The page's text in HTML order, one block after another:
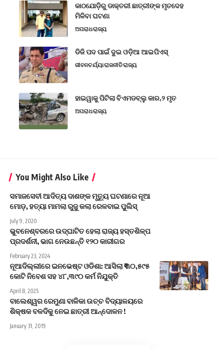
କାଠଯୋଡ଼ିରୁ ଡାକ୍ତରୀ ଛାତ୍ରୀଙ୍କ ମୃତଦେହ
ମିଳିବା ଘଟଣା
ଅପରାଧରାଜ୍ୟ
ଡିଜି ପଦ ପାଇଁ ଦୁଇ ଓଡ଼ିଆ ଆଇପିଏସ୍
ଜୀବନଚର୍ଯ୍ୟାରାଜନୀତିରାଜ୍ୟ
ହାଇୱାକୁ ପିଟିଲା ବିଏମଡବ୍ଲୁ କାର,୨ ମୃତ
ଅପରାଧରାଜ୍ୟ
You Might Also Like
ସମାଜସେବୀ ଆଦିତ୍ୟ ଦାଶଙ୍କ ମୃତ୍ୟୁ ଘଟଣାରେ ନୂଆ
ମୋଡ଼, ହତ୍ୟା ମାମଲା ରୁଜୁ କଲା ରେଳବାଇ ପୁଲିସ୍
July 9, 2020
ଭୁବନେଶ୍ବରରେ ଉଦ୍‌ଘାଟିତ ହେଲା ରାଜ୍ୟ ହସ୍ତଶିଳ୍ପ
ପ୍ରଦର୍ଶନୀ, ଭାଗ ନେଉଛନ୍ତି ୧୨୦ କାରୀଗର
February 23, 2024
ନୂଆଦିଲ୍ଲୀରେ ଇନଭେଷ୍ଟ ଓଡିଶା: ଆସିଲା ₹୩୦,୫୯୫
କୋଟି ନିବେଶ ସହ ୪୮,୩୯୦ କର୍ମ ନିଯୁକ୍ତି
April 8, 2025
ବାଲେଶ୍ୱର ରେମୁଣା ବାଳିକା ଉଚ୍ଚ ବିଦ୍ୟାଳୟରେ
ଶିକ୍ଷକ ବଳଦିକୁ ନେଇ ଛାତ୍ରୀ ଆନ୍ଦୋଳନ !
January 31, 2019